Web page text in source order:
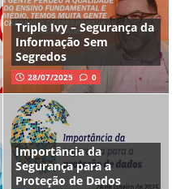
Triple Ivy – Segurança da
Informação Sem
Segredos
28/07/2025 0
Importância da
Segurança para a
Proteção de Dados